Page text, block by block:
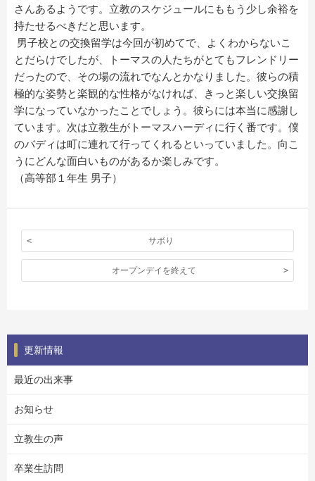
さんあるようです。立教のスケジュールにももう少し余裕を
持たせるべきだと思います。
男子校との交換留学は今回が初めてで、よくわからないこ
とだらけでしたが、トーマスの人たちがとてもフレンドリー
だったので、その場の流れでなんとかなりました。彼らの積
極的な姿勢と楽観的な性格がなければ、きっと楽しい交換留
学になっていなかったことでしょう。彼らには本当に感謝し
ています。次は立教生がトーマスハーディに行く番です。僕
のバディは町に連れて行ってくれるといっていました。向こ
うにどんな面白いものがあるか楽しみです。
（高等部１年生 男子）
サボり
オープンデイを終えて
更新情報
最近の出来事
お知らせ
立教生の声
卒業生訪問